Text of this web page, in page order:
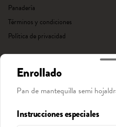
Panadería
Términos y condiciones
Política de privacidad
Redes sociales
Facebook
Mi cuenta
Enrollado
Pan de mantequilla semi
Instrucciones especiales